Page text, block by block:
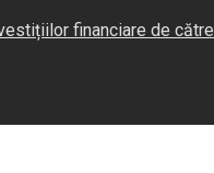
financiare de